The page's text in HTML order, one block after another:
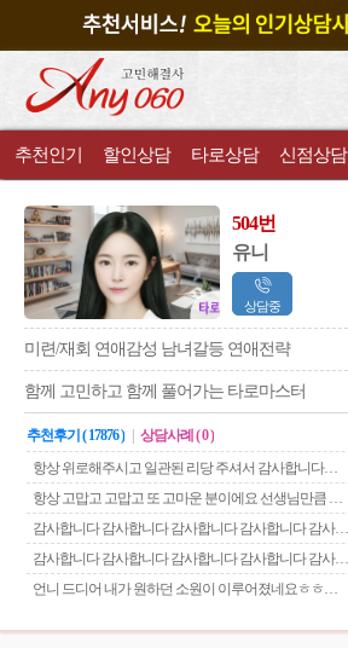
추천인기 할인상담 타로상담 신점상담
504번
유니
미련/재회 연애감성 남녀갈등 연애전략
함께 고민하고 함께 풀어가는 타로마스터
상담중
추천후기 ( 17876 )
상담사례 ( 0 )
항상 위로해주시고 일관된 리당 주셔서 감사합니다사랑해요 쌤♡♡♡♡♡
감사합니다 감사합니다 감사합니다 감사합니다 감사합니다 감사합니다 감사합니다
감사합니다 감사합니다 감사합니다 감사합니다 감사합니다 감사합니다 감사합니다
언니 드디어 내가 원하던 소원이 이루어졌네요ㅎㅎ너무좋아..제발 다른여자만나라고 그렇게.빌었더니성공했음!!! 언니말대로 어떻게될지는 지켜봐야하니..언니 들어오면 통하해요😘 언니기다리는중~